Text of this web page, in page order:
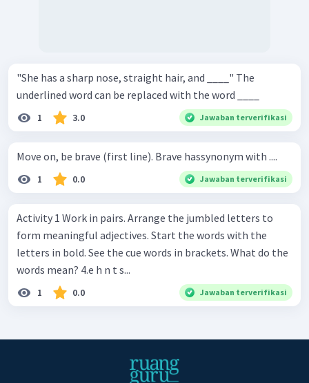
"She has a sharp nose, straight hair, and ____" The
underlined word can be replaced with the word ____
1 3.0 Jawaban terverifikasi
Move on, be brave (first line). Brave hassynonym with ....
1 0.0 Jawaban terverifikasi
Activity 1 Work in pairs. Arrange the jumbled letters to
form meaningful adjectives. Start the words with the
letters in bold. See the cue words in brackets. What do the
words mean? 4.e h n t s...
1 0.0 Jawaban terverifikasi